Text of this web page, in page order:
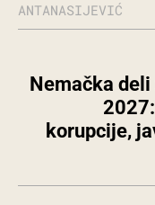
ANTANASIJEVIĆ
Nemačka deli
korupcije,